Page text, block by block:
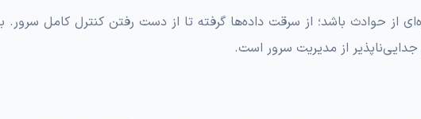
از حوادث باشد؛ از سرقت داده‌ها گرفته تا از دست رفتن کنترل کامل سرور.
از مدیریت سرور است.